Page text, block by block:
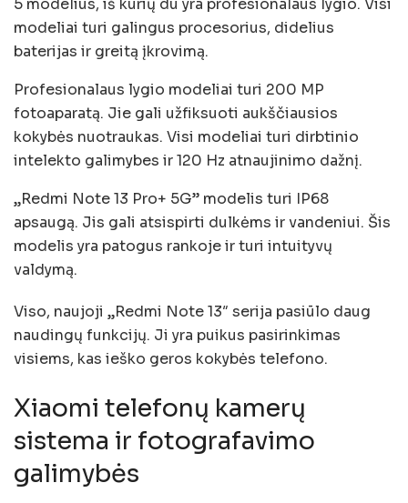
5 modelius, iš kurių du yra profesionalaus lygio. Visi
modeliai turi galingus procesorius, didelius
baterijas ir greitą įkrovimą.
Profesionalaus lygio modeliai turi 200 MP
fotoaparatą. Jie gali užfiksuoti aukščiausios
kokybės nuotraukas. Visi modeliai turi dirbtinio
intelekto galimybes ir 120 Hz atnaujinimo dažnį.
„Redmi Note 13 Pro+ 5G” modelis turi IP68
apsaugą. Jis gali atsispirti dulkėms ir vandeniui. Šis
modelis yra patogus rankoje ir turi intuityvų
valdymą.
Viso, naujoji „Redmi Note 13″ serija pasiūlo daug
naudingų funkcijų. Ji yra puikus pasirinkimas
visiems, kas ieško geros kokybės telefono.
Xiaomi telefonų kamerų
sistema ir fotografavimo
galimybės